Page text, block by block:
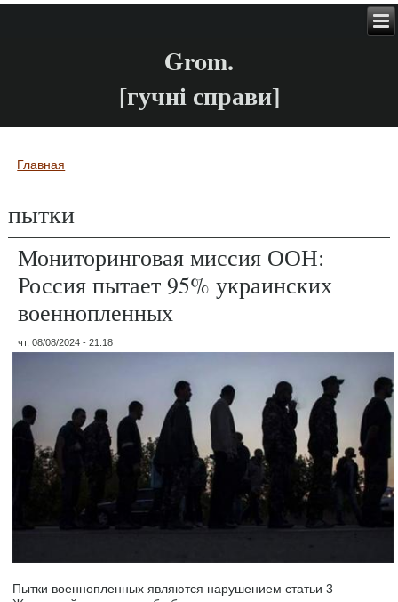
Grom.
[гучні справи]
Вы здесь
Главная
пытки
Мониторинговая миссия ООН:
Россия пытает 95% украинских
военнопленных
чт, 08/08/2024 - 21:18
Пытки военнопленных являются нарушением статьи 3